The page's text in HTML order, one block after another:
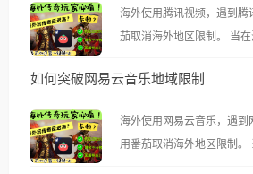
海外使用腾讯视频，遇到
茄取消海外地区限制。 当在海外打开腾讯视频，却突
示语。 海外用户如香港、澳门、台湾、美国、加拿
像其他音乐平台一样，出
仅能在中国大陆地区播放。 遇到这个问题的朋友们，
如何突破网易云音乐地域限制
海外使用网易云音乐，遇
用番茄取消海外地区限制。 当在海外打开网易云音